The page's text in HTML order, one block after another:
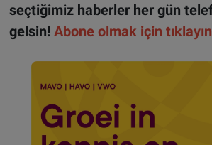
seçtiğimiz haberler her gün
gelsin! Abone olmak için tıklayın